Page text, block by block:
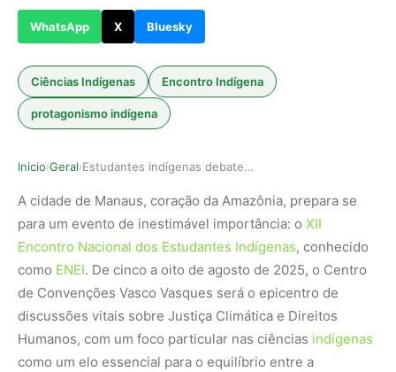
WhatsApp X Bluesky
Ciências Indígenas Encontro Indígena
protagonismo indígena
Inicio›Geral› Estudantes indígenas debatem justiça climática …
A cidade de Manaus, coração da Amazônia, prepara se
para um evento de inestimável importância: o XII
Encontro Nacional dos Estudantes Indígenas, conhecido
como ENEI. De cinco a oito de agosto de 2025, o Centro
de Convenções Vasco Vasques será o epicentro de
discussões vitais sobre Justiça Climática e Direitos
Humanos, com um foco particular nas ciências indígenas
como um elo essencial para o equilíbrio entre a